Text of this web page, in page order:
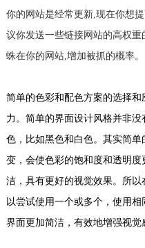
你的网站是经常更新,现在你想
议你发送一些链接网站的高权
蛛在你的网站,增加被抓的概率。
简单的色彩和配色方案的选择和
力。简单的界面设计风格并非
色，比如黑色和白色。其实简
变，会使色彩的饱和度和透明
洁，具有更好的视觉效果。所
以尝试使用一个或多个，使用
界面更加简洁，有效地增强视觉